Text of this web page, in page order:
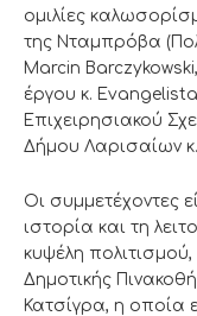
ομιλίες
της Νταμπρόβα
Marcin
έργου κ.
Επιχειρησιακού
Δήμου Λαρισαίων
Οι συμμετέχοντες
ιστορία και τη
κυψέλη
Δημοτικής
Κατσίγρα, η οποία